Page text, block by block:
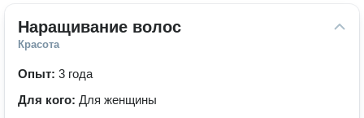
Наращивание волос
Красота
Опыт: 3 года
Для кого: Для женщины